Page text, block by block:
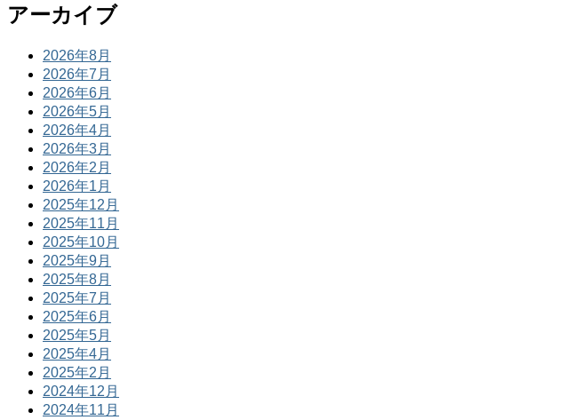
アーカイブ
2026年8月
2026年7月
2026年6月
2026年5月
2026年4月
2026年3月
2026年2月
2026年1月
2025年12月
2025年11月
2025年10月
2025年9月
2025年8月
2025年7月
2025年6月
2025年5月
2025年4月
2025年2月
2024年12月
2024年11月